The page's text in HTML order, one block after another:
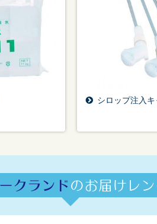
シロップ注入